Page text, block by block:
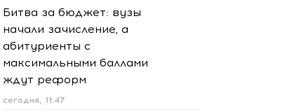
Битва за бюджет: вузы
начали зачисление, а
абитуриенты с
максимальными баллами
ждут реформ
сегодня, 11:47